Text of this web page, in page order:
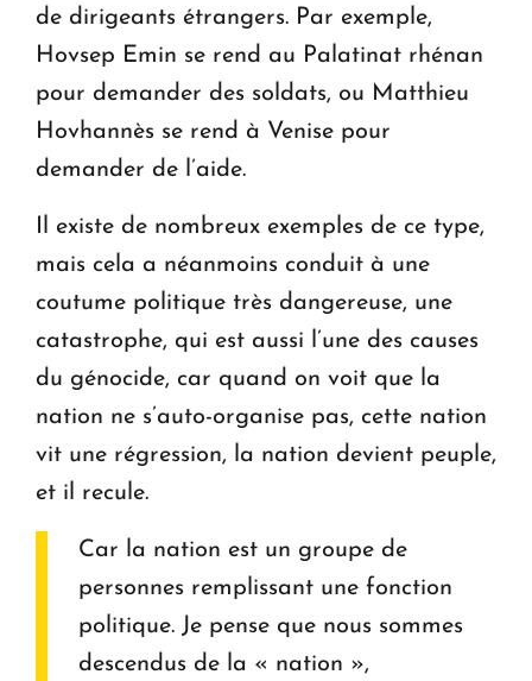
de dirigeants étrangers. Par exemple,
Hovsep Emin se rend au Palatinat rhénan
pour demander des soldats, ou Matthieu
Hovhannès se rend à Venise pour
demander de l’aide.
Il existe de nombreux exemples de ce type,
mais cela a néanmoins conduit à une
coutume politique très dangereuse, une
catastrophe, qui est aussi l’une des causes
du génocide, car quand on voit que la
nation ne s’auto-organise pas, cette nation
vit une régression, la nation devient peuple,
et il recule.
Car la nation est un groupe de
personnes remplissant une fonction
politique. Je pense que nous sommes
descendus de la « nation »,